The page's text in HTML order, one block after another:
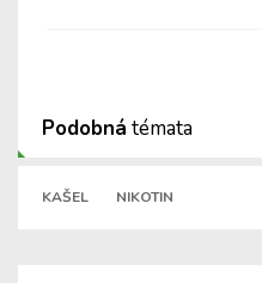
Podobná témata
KAŠEL NIKOTIN